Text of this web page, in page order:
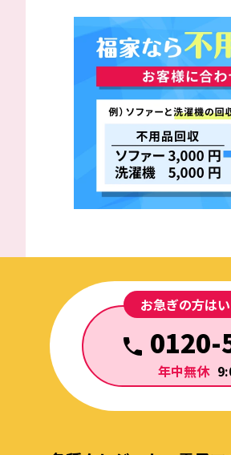
お急ぎの方は
0120-
年中無休